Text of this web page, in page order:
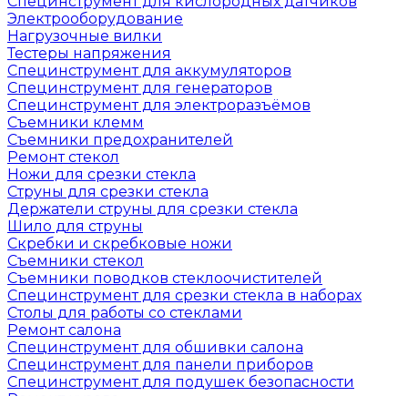
Электрооборудование
Нагрузочные вилки
Тестеры напряжения
Специнструмент для аккумуляторов
Специнструмент для генераторов
Специнструмент для электроразъёмов
Съемники клемм
Съемники предохранителей
Ремонт стекол
Ножи для срезки стекла
Струны для срезки стекла
Держатели струны для срезки стекла
Шило для струны
Скребки и скребковые ножи
Съемники стекол
Съемники поводков стеклоочистителей
Специнструмент для срезки стекла в наборах
Столы для работы со стеклами
Ремонт салона
Специнструмент для обшивки салона
Специнструмент для панели приборов
Специнструмент для подушек безопасности